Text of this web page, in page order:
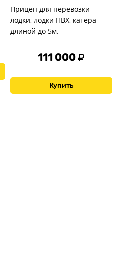
Прицеп для перевозки
лодки, лодки ПВХ, катера
длиной до 5м.
111 000
Купить